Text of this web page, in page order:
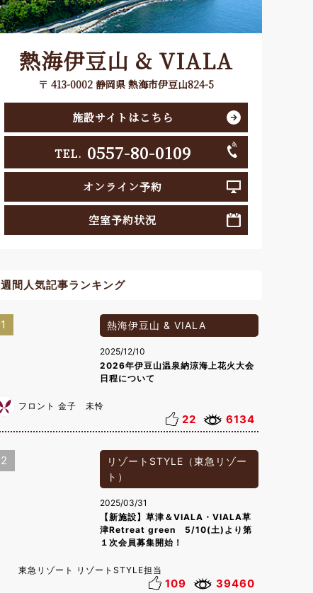
熱海伊豆山 & VIALA
〒 413-0002 静岡県 熱海市伊豆山824-5
施設サイトはこちら
TEL. 0557-80-0109
オンライン予約
空室予約状況
週間人気記事ランキング
1 熱海伊豆山 & VIALA
2025/12/10
2026年伊豆山温泉納涼海上花火大会
日程について
フロント 金子 未怜
22 6134
2
リゾートSTYLE（東急リゾー
ト）
2025/03/31
【新施設】草津＆VIALA・VIALA草
津Retreat green 5/10(土)より第
１次会員募集開始！
東急リゾート リゾートSTYLE担当
109 39460